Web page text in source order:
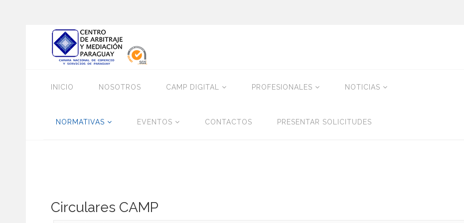
INICIO NOSOTROS CAMP DIGITAL PROFESIONALES NOTICIAS
NORMATIVAS EVENTOS CONTACTOS PRESENTAR SOLICITUDES
Circulares CAMP